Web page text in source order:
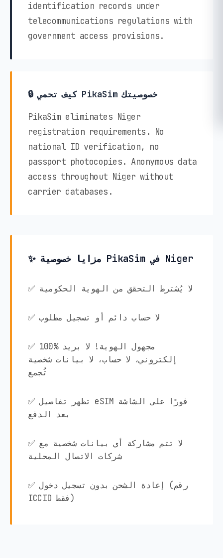
identification records under
telecommunications regulations with
government access provisions.
🔒 كيف تحمي PikaSim خصوصيتك
PikaSim eliminates Niger
registration requirements. No
national ID verification, no
passport photocopies. Anonymous data
access throughout Niger without
carrier databases.
✨ مزايا خصوصية PikaSim في Niger
✅ لا يُشترط التحقق من الهوية الحكومية
✅ لا حساب دائم أو تسجيل مطلوب
✅ 100% مجهول الهوية! لا بريد
إلكتروني، لا حساب، لا بيانات شخصية
تُجمع
✅ تظهر تفاصيل eSIM فورًا على الشاشة
بعد الدفع
✅ لا تتم مشاركة أي بيانات شخصية مع
شركات الاتصال المحلية
✅ إعادة الشحن بدون تسجيل دخول (رقم
ICCID فقط)